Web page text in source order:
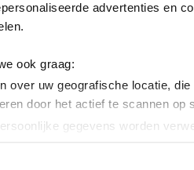
advertenties en
ook graag:
over uw geografische locatie,
door het actief te scannen op
gegevens worden